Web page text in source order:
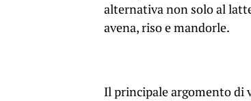
alternativa non solo al
avena, riso e mandorle.
Il principale argomento di